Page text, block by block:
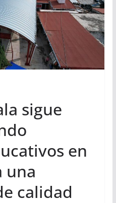
sigue
en
una
calidad